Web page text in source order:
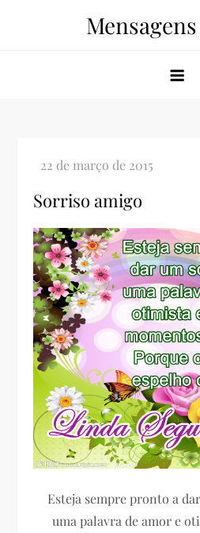
Sorriso amigo
Esteja sempre pronto a
uma palavra de amor e